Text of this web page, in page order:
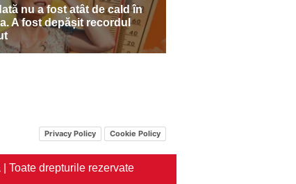
Privacy Policy Cookie Policy
Toate drepturile rezervate